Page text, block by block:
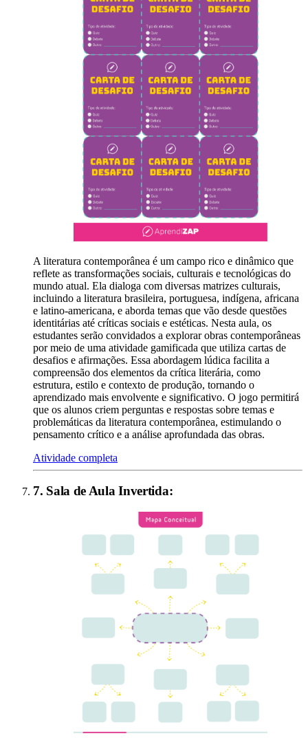
A literatura contemporânea é um campo rico e dinâmico que
reflete as transformações sociais, culturais e tecnológicas do
mundo atual. Ela dialoga com diversas matrizes culturais,
incluindo a literatura brasileira, portuguesa, indígena, africana
e latino-americana, e aborda temas que vão desde questões
identitárias até críticas sociais e estéticas. Nesta aula, os
estudantes serão convidados a explorar obras contemporâneas
por meio de uma atividade gamificada que utiliza cartas de
desafios e afirmações. Essa abordagem lúdica facilita a
compreensão dos elementos da crítica literária, como
estrutura, estilo e contexto de produção, tornando o
aprendizado mais envolvente e significativo. O jogo permitirá
que os alunos criem perguntas e respostas sobre temas e
problemáticas da literatura contemporânea, estimulando o
pensamento crítico e a análise aprofundada das obras.
Atividade completa
7. Sala de Aula Invertida: